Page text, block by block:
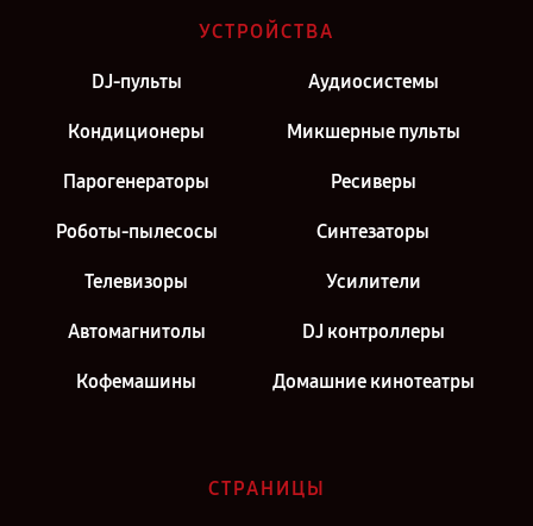
Ремонт телевизора Pioneer PDP-507XD в г. Киров
Ремонт телевизора Pioneer PDP-507XD в г. Санкт-Петербург
УСТРОЙСТВА
DJ-пульты Аудиосистемы
Кондиционеры Микшерные пульты
Парогенераторы Ресиверы
Роботы-пылесосы Синтезаторы
Телевизоры Усилители
Автомагнитолы DJ контроллеры
Кофемашины Домашние кинотеатры
СТРАНИЦЫ